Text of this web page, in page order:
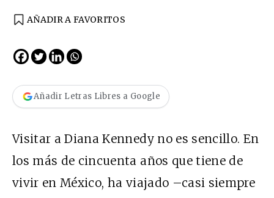
AÑADIR A FAVORITOS
Añadir Letras Libres a Google
Visitar a Diana Kennedy no es sencillo. En
los más de cincuenta años que tiene de
vivir en México, ha viajado –casi siempre